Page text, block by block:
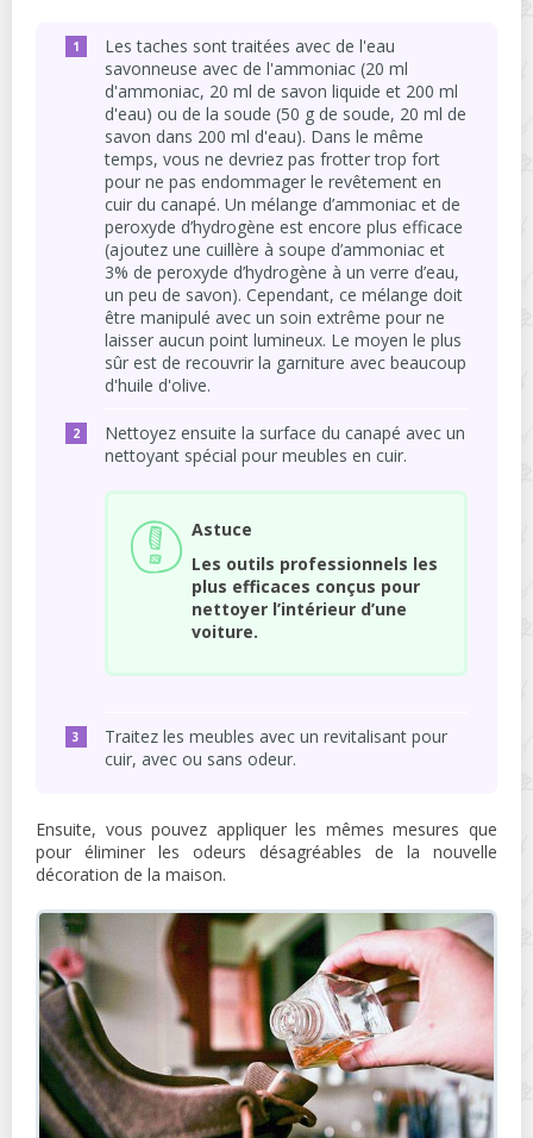
Les taches sont traitées avec de l'eau
savonneuse avec de l'ammoniac (20 ml
d'ammoniac, 20 ml de savon liquide et 200 ml
d'eau) ou de la soude (50 g de soude, 20 ml de
savon dans 200 ml d'eau). Dans le même
temps, vous ne devriez pas frotter trop fort
pour ne pas endommager le revêtement en
cuir du canapé. Un mélange d’ammoniac et de
peroxyde d’hydrogène est encore plus efficace
(ajoutez une cuillère à soupe d’ammoniac et
3% de peroxyde d’hydrogène à un verre d’eau,
un peu de savon). Cependant, ce mélange doit
être manipulé avec un soin extrême pour ne
laisser aucun point lumineux. Le moyen le plus
sûr est de recouvrir la garniture avec beaucoup
d'huile d'olive.
Nettoyez ensuite la surface du canapé avec un
nettoyant spécial pour meubles en cuir.
Astuce
Les outils professionnels les
plus efficaces conçus pour
nettoyer l’intérieur d’une
voiture.
Traitez les meubles avec un revitalisant pour
cuir, avec ou sans odeur.
Ensuite, vous pouvez appliquer les mêmes mesures que
pour éliminer les odeurs désagréables de la nouvelle
décoration de la maison.